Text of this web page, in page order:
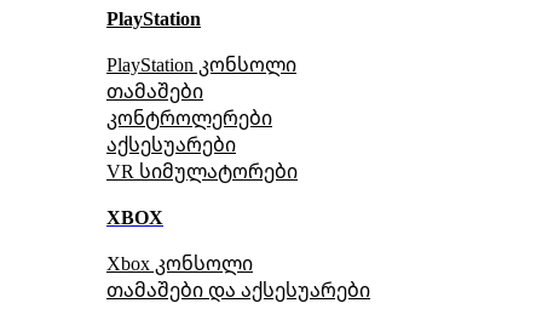
PlayStation
PlayStation კონსოლი
თამაშები
კონტროლერები
აქსესუარები
VR სიმულატორები
XBOX
Xbox კონსოლი
თამაშები და აქსესუარები